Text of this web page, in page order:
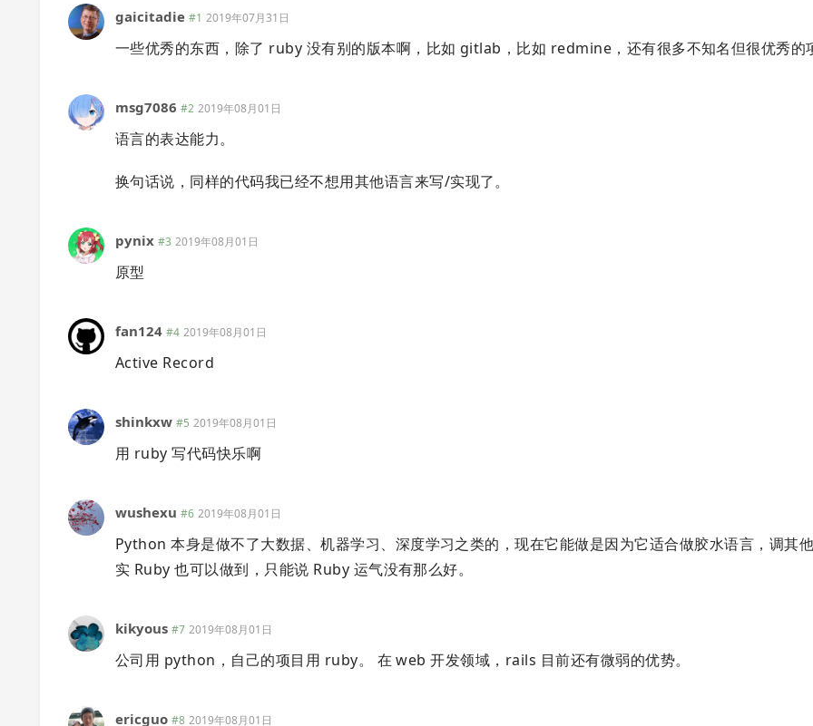
gaicitadie #1 2019年07月31日
一些优秀的东西，除了 ruby 没有别的版本啊，比如 gitlab，比如 redmine，还有很多不知名但很优秀的
msg7086 #2 2019年08月01日
语言的表达能力。
换句话说，同样的代码我已经不想用其他语言来写/实现了。
pynix #3 2019年08月01日
原型
fan124 #4 2019年08月01日
Active Record
shinkxw #5 2019年08月01日
用 ruby 写代码快乐啊
wushexu #6 2019年08月01日
Python 本身是做不了大数据、机器学习、深度学习之类的，现在它能做是因为它适合做胶水语言，调其
实 Ruby 也可以做到，只能说 Ruby 运气没有那么好。
kikyous #7 2019年08月01日
公司用 python，自己的项目用 ruby。 在 web 开发领域，rails 目前还有微弱的优势。
ericguo #8 2019年08月01日